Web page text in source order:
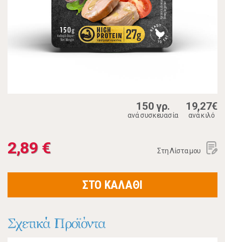
150 γρ.
ανά συσκευασία
19,27€
ανά κιλό
2,89 € Στη Λίστα μου
ΣΤΟ ΚΑΛΑΘΙ
Σχετικά Προϊόντα